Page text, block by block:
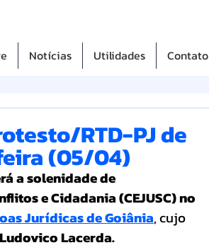
Notícias Utilidades Contato
RTD-PJ de
(05/04)
a solenidade de
e Cidadania (CEJUSC) no
Jurídicas de Goiânia, cujo
Lacerda.